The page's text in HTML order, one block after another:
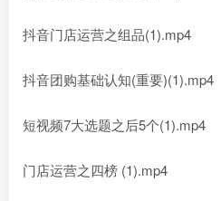
抖音门店运营之组品(1).mp4
抖音团购基础认知(重要)(1).mp4
短视频7大选题之后5个(1).mp4
门店运营之四榜 (1).mp4